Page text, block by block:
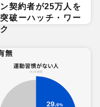
ン契約者が25万人を
突破ーハッチ・ワー
ク